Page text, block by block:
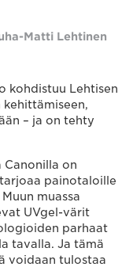
Matti Lehtinen
kohdistuu Lehtisen
– ja on tehty
Canonilla on
painotaloille
muassa
UVgel-värit
parhaat
tavalla. Ja tämä
voidaan tulostaa